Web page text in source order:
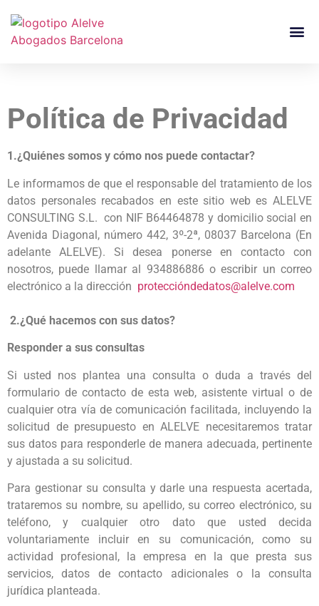
Política de Privacidad
1.¿Quiénes somos y cómo nos puede contactar?
Le informamos de que el responsable del tratamiento de los
datos personales recabados en este sitio web es ALELVE
CONSULTING S.L. con NIF B64464878 y domicilio social en
Avenida Diagonal, número 442, 3º-2ª, 08037 Barcelona (En
adelante ALELVE). Si desea ponerse en contacto con
nosotros, puede llamar al 934886886 o escribir un correo
electrónico a la dirección proteccióndedatos@alelve.com
2.¿Qué hacemos con sus datos?
Responder a sus consultas
Si usted nos plantea una consulta o duda a través del
formulario de contacto de esta web, asistente virtual o de
cualquier otra vía de comunicación facilitada, incluyendo la
solicitud de presupuesto en ALELVE necesitaremos tratar
sus datos para responderle de manera adecuada, pertinente
y ajustada a su solicitud.
Para gestionar su consulta y darle una respuesta acertada,
trataremos su nombre, su apellido, su correo electrónico, su
teléfono, y cualquier otro dato que usted decida
voluntariamente incluir en su comunicación, como su
actividad profesional, la empresa en la que presta sus
servicios, datos de contacto adicionales o la consulta
jurídica planteada.